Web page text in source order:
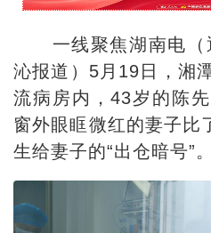
一线聚焦湖南电
沁报道） 5月19日，湘
流病房内，43岁的陈
窗外眼眶微红的妻子比
生给妻子的“出仓暗号”。